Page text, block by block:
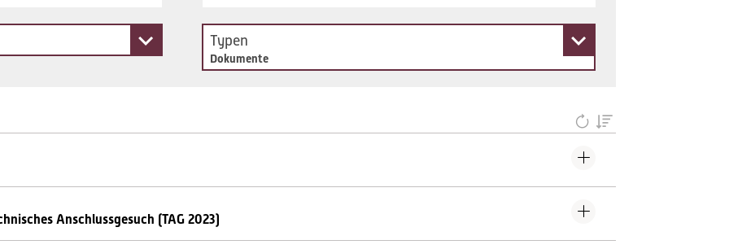
Typen
Dokumente
Anschlussgesuch (TAG 2023)